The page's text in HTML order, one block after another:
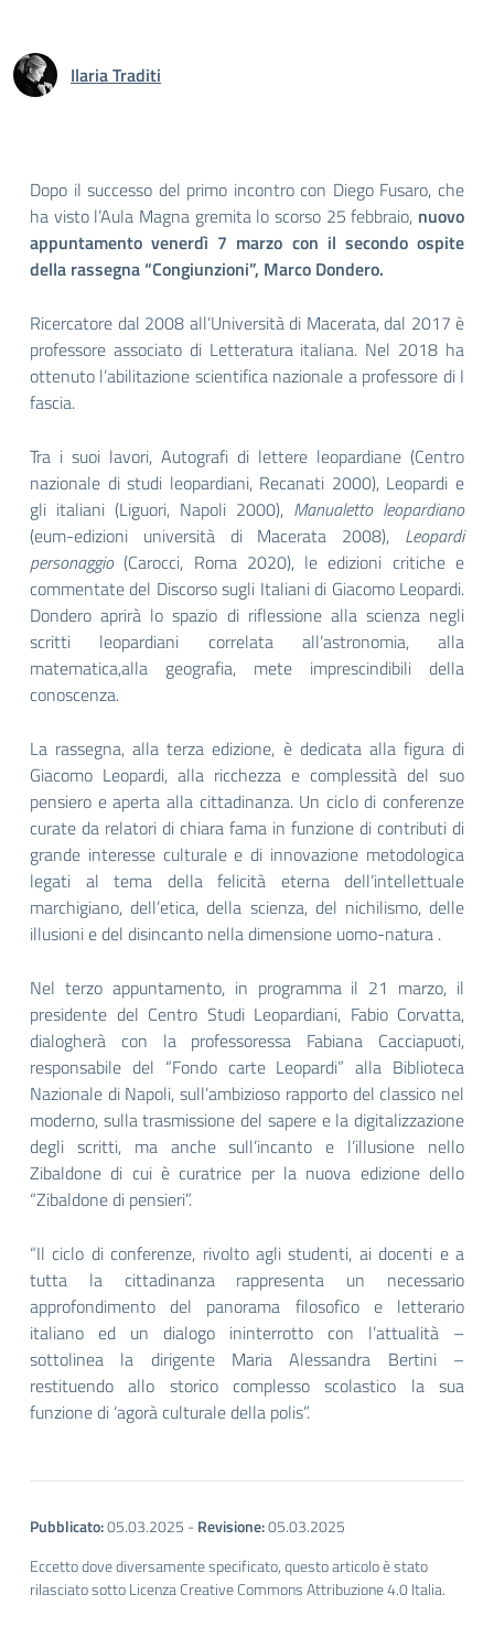
Ilaria Traditi
Dopo il successo del primo incontro con Diego Fusaro, che
ha visto l’Aula Magna gremita lo scorso 25 febbraio, nuovo
appuntamento venerdì 7 marzo con il secondo ospite
della rassegna “Congiunzioni”, Marco Dondero.
Ricercatore dal 2008 all’Università di Macerata, dal 2017 è
professore associato di Letteratura italiana. Nel 2018 ha
ottenuto l’abilitazione scientifica nazionale a professore di I
fascia.
Tra i suoi lavori, Autografi di lettere leopardiane (Centro
nazionale di studi leopardiani, Recanati 2000), Leopardi e
gli italiani (Liguori, Napoli 2000), Manualetto leopardiano
(eum-edizioni università di Macerata 2008), Leopardi
personaggio (Carocci, Roma 2020), le edizioni critiche e
commentate del Discorso sugli Italiani di Giacomo Leopardi.
Dondero aprirà lo spazio di riflessione alla scienza negli
scritti leopardiani correlata all’astronomia, alla
matematica,alla geografia, mete imprescindibili della
conoscenza.
La rassegna, alla terza edizione, è dedicata alla figura di
Giacomo Leopardi, alla ricchezza e complessità del suo
pensiero e aperta alla cittadinanza. Un ciclo di conferenze
curate da relatori di chiara fama in funzione di contributi di
grande interesse culturale e di innovazione metodologica
legati al tema della felicità eterna dell’intellettuale
marchigiano, dell’etica, della scienza, del nichilismo, delle
illusioni e del disincanto nella dimensione uomo-natura .
Nel terzo appuntamento, in programma il 21 marzo, il
presidente del Centro Studi Leopardiani, Fabio Corvatta,
dialogherà con la professoressa Fabiana Cacciapuoti,
responsabile del “Fondo carte Leopardi” alla Biblioteca
Nazionale di Napoli, sull’ambizioso rapporto del classico nel
moderno, sulla trasmissione del sapere e la digitalizzazione
degli scritti, ma anche sull’incanto e l’illusione nello
Zibaldone di cui è curatrice per la nuova edizione dello
“Zibaldone di pensieri”.
“Il ciclo di conferenze, rivolto agli studenti, ai docenti e a
tutta la cittadinanza rappresenta un necessario
approfondimento del panorama filosofico e letterario
italiano ed un dialogo ininterrotto con l’attualità –
sottolinea la dirigente Maria Alessandra Bertini –
restituendo allo storico complesso scolastico la sua
funzione di ‘agorà culturale della polis”.
Pubblicato:05.03.2025 -Revisione:05.03.2025
Eccetto dove diversamente specificato, questo articolo è stato
rilasciato sotto Licenza Creative Commons Attribuzione 4.0 Italia.